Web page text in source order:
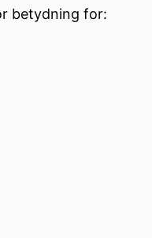
betydning for: